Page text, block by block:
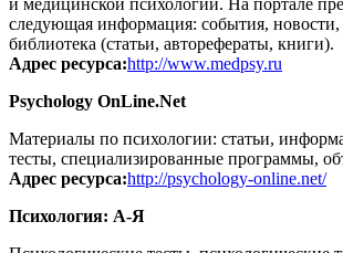
следующая информация: события, новости,
библиотека (статьи, авторефераты, книги).
Адрес ресурса:http://www.medpsy.ru
Psychology OnLine.Net
Материалы по психологии: статьи,
тесты, специализированные программы,
Адрес ресурса:http://psychology-online.net/
Психология: А-Я